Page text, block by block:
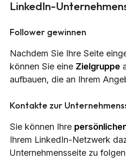
LinkedIn-
Follower gewinnen
Nachdem Sie Ihre Seite
können Sie eine Zielgruppe
aufbauen, die an Ihrem
Kontakte zur
Sie können Ihre
Ihrem LinkedIn-Netzwerk
Unternehmensseite zu